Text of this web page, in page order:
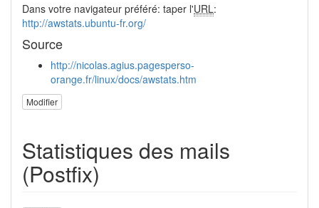
Dans votre navigateur préféré: taper l'URL:
http://awstats.ubuntu-fr.org/
Source
http://nicolas.agius.pagesperso-
orange.fr/linux/docs/awstats.htm
Modifier
Statistiques des mails
(Postfix)